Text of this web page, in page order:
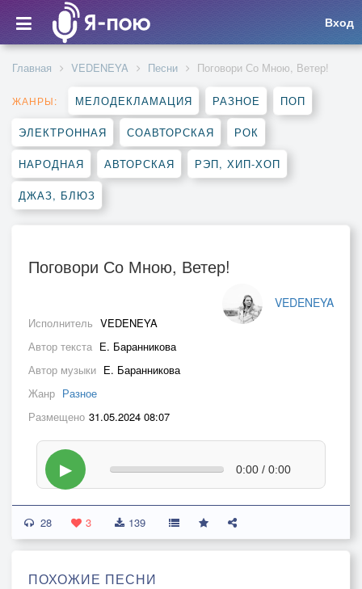
Вход
Главная VEDENEYA Песни Поговори Со Мною, Ветер!
ЖАНРЫ: МЕЛОДЕКЛАМАЦИЯ РАЗНОЕ ПОП
ЭЛЕКТРОННАЯ СОАВТОРСКАЯ РОК
НАРОДНАЯ АВТОРСКАЯ РЭП, ХИП-ХОП
ДЖАЗ, БЛЮЗ
Поговори Со Мною, Ветер!
VEDENEYA
Исполнитель VEDENEYA
Автор текста Е. Баранникова
Автор музыки Е. Баранникова
Жанр Разное
Размещено 31.05.2024 08:07
▶ 0:00 / 0:00
28 3 139
ПОХОЖИЕ ПЕСНИ